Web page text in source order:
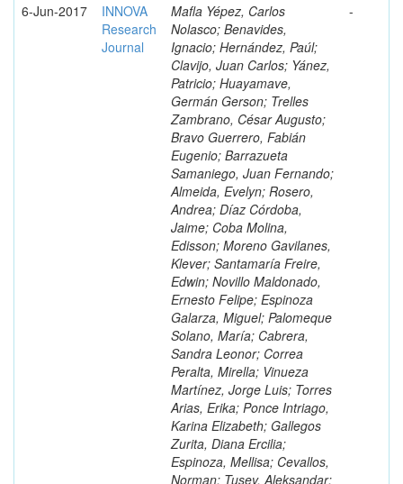
6-Jun-2017
INNOVA
Research
Journal
Mafla Yépez, Carlos
Nolasco; Benavides,
Ignacio; Hernández, Paúl;
Clavijo, Juan Carlos; Yánez,
Patricio; Huayamave,
Germán Gerson; Trelles
Zambrano, César Augusto;
Bravo Guerrero, Fabián
Eugenio; Barrazueta
Samaniego, Juan Fernando;
Almeida, Evelyn; Rosero,
Andrea; Díaz Córdoba,
Jaime; Coba Molina,
Edisson; Moreno Gavilanes,
Klever; Santamaría Freire,
Edwin; Novillo Maldonado,
Ernesto Felipe; Espinoza
Galarza, Miguel; Palomeque
Solano, María; Cabrera,
Sandra Leonor; Correa
Peralta, Mirella; Vinueza
Martínez, Jorge Luis; Torres
Arias, Erika; Ponce Intriago,
Karina Elizabeth; Gallegos
Zurita, Diana Ercilia;
Espinoza, Mellisa; Cevallos,
Norman; Tusev, Aleksandar;
-